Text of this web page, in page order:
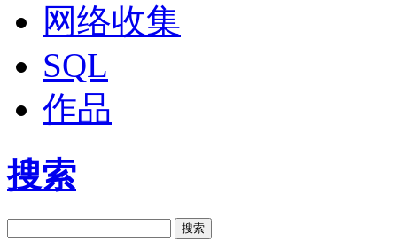
网络收集
SQL
作品
搜索